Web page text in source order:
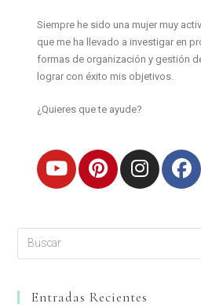
Siempre he sido una mujer muy
que me ha llevado a investigar en
formas de organización y gestión
lograr con éxito mis objetivos.
¿Quieres que te ayude?
Entradas Recientes